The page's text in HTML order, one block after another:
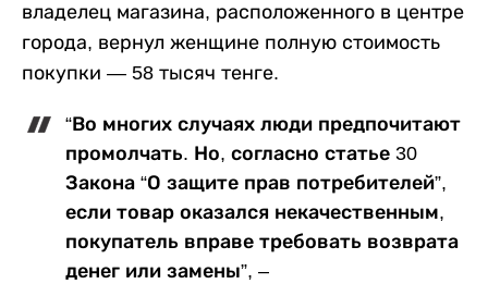
владелец магазина, расположенного в центре
города, вернул женщине полную стоимость
покупки — 58 тысяч тенге.
“Во многих случаях люди предпочитают
промолчать. Но, согласно статье 30
Закона “О защите прав потребителей”,
если товар оказался некачественным,
покупатель вправе требовать возврата
денег или замены”, –